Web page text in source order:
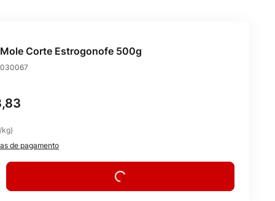
Corte Estrogonofe 500g
,83
/kg)
de pagamento